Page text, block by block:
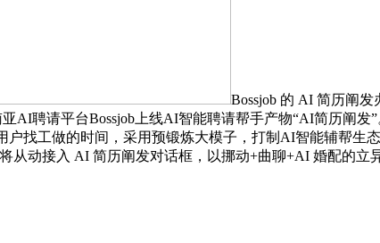
Bossjob 的 AI 简历阐
AI聘请平台Bossjob上线AI智能聘请帮手产物“AI简历阐发
找工做的时间，采用预锻炼大模子，打制AI智能辅帮生
从动接入 AI 简历阐发对话框，以挪动+曲聊+AI 婚配的立